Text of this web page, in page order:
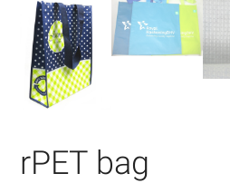
rPET bag